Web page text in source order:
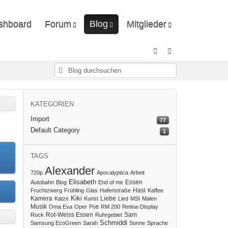
Forum Blog Mitglieder
Benutzer online
Mitgliedersuche
KATEGORIEN
Import
77
Default Category 1
TAGS
720p Alexander Apocalyptica Arbeit
Autobahn Blog Elisabeth End of me Essen
Fruchtzwerg Frühling Glas Hafenstraße Hasi Kaffee
Kamera Katze Kiki Kunst Liebe Lied MSI Malen
Musik Oma Eva Oper Pott RM 200 Retina-Display
Rock Rot-Weiss Essen Ruhrgebiet Sam
Samsung EcoGreen Sarah Schmiddi Sonne Sprache